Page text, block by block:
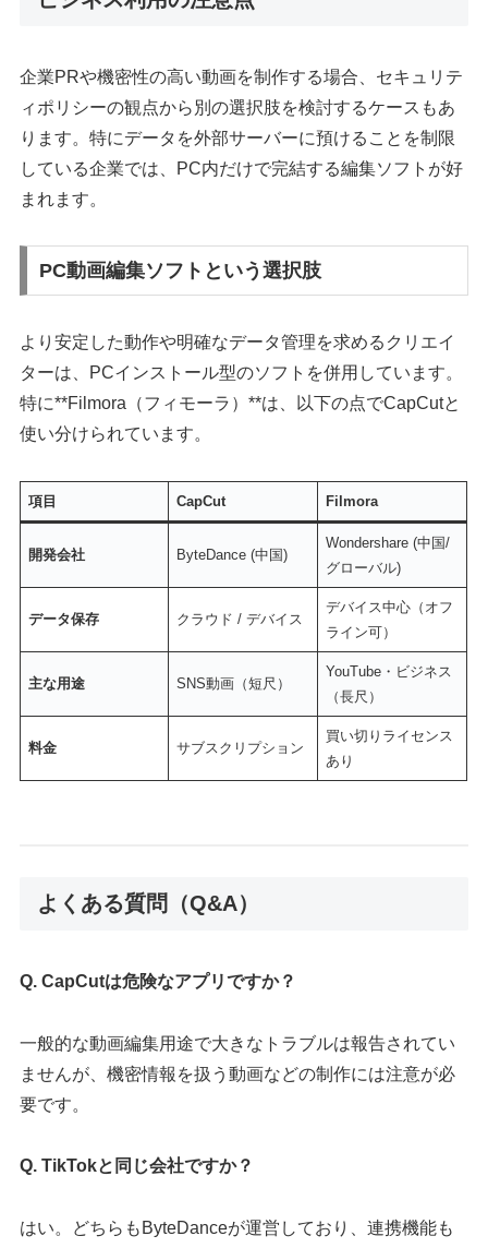
企業PRや機密性の高い動画を制作する場合、セキュリテ
ィポリシーの観点から別の選択肢を検討するケースもあ
ります。特にデータを外部サーバーに預けることを制限
している企業では、PC内だけで完結する編集ソフトが好
まれます。
PC動画編集ソフトという選択肢
より安定した動作や明確なデータ管理を求めるクリエイ
ターは、PCインストール型のソフトを併用しています。
特に**Filmora（フィモーラ）**は、以下の点でCapCutと
使い分けられています。
項目 CapCut Filmora
開発会社 ByteDance (中国)
Wondershare (中国/
グローバル)
データ保存 クラウド / デバイス
デバイス中心（オフ
ライン可）
主な用途 SNS動画（短尺）
YouTube・ビジネス
（長尺）
料金 サブスクリプション
買い切りライセンス
あり
よくある質問（Q&A）
Q. CapCutは危険なアプリですか？
一般的な動画編集用途で大きなトラブルは報告されてい
ませんが、機密情報を扱う動画などの制作には注意が必
要です。
Q. TikTokと同じ会社ですか？
はい。どちらもByteDanceが運営しており、連携機能も